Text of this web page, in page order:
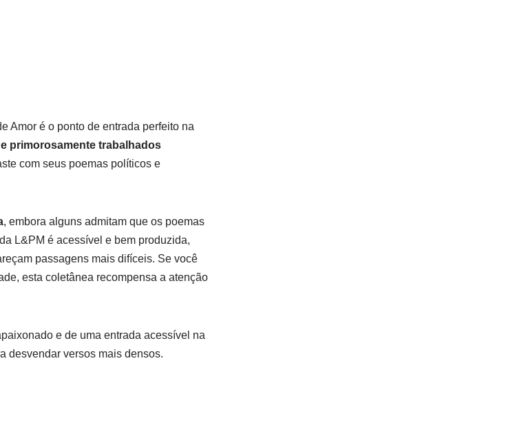
Amor é o ponto de entrada perfeito na
primorosamente trabalhados
com seus poemas políticos e
, embora alguns admitam que os poemas
L&PM é acessível e bem produzida,
passagens mais difíceis. Se você
esta coletânea recompensa a atenção
e de uma entrada acessível na
desvendar versos mais densos.